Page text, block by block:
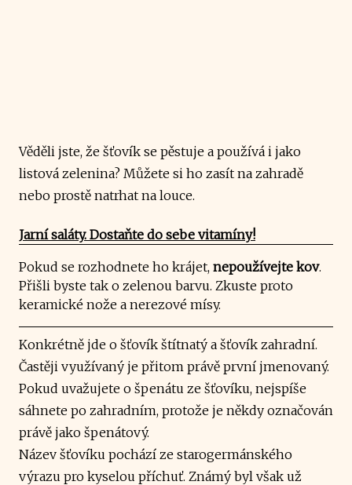
Věděli jste, že šťovík se pěstuje a používá i jako
listová zelenina? Můžete si ho zasít na zahradě
nebo prostě natrhat na louce.
Jarní saláty. Dostaňte do sebe vitamíny!
Pokud se rozhodnete ho krájet, nepoužívejte kov.
Přišli byste tak o zelenou barvu. Zkuste proto
keramické nože a nerezové mísy.
Konkrétně jde o šťovík štítnatý a šťovík zahradní.
Častěji využívaný je přitom právě první jmenovaný.
Pokud uvažujete o špenátu ze šťovíku, nejspíše
sáhnete po zahradním, protože je někdy označován
právě jako špenátový.
Název šťovíku pochází ze starogermánského
výrazu pro kyselou příchuť. Známý byl však už